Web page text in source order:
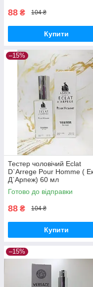
88 ₴ 104 ₴
Купити
–15%
Тестер чоловічий Eclat
D`Arrege Pour Homme (
Д`Арпеж) 60 мл
Готово до відправки
88 ₴ 104 ₴
Купити
–15%